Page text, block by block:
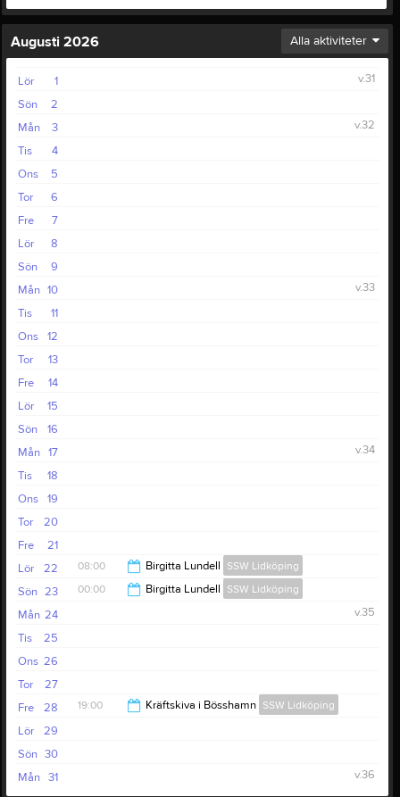
Augusti 2026 Alla aktiviteter
1
Lör
v.31
2
Sön
3
Mån
v.32
4
Tis
5
Ons
6
Tor
7
Fre
8
Lör
9
Sön
10
Mån
v.33
11
Tis
12
Ons
13
Tor
14
Fre
15
Lör
16
Sön
17
Mån
v.34
18
Tis
19
Ons
20
Tor
21
Fre
22
Lör 08:00 Birgitta Lundell SSW Lidköping
23
Sön 00:00 Birgitta Lundell SSW Lidköping
24
Mån
v.35
25
Tis
26
Ons
27
Tor
28
Fre 19:00 Kräftskiva i Bösshamn SSW Lidköping
29
Lör
30
Sön
31
Mån v.36